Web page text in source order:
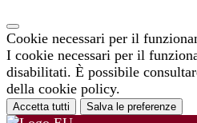
Cookie necessari per il
I cookie necessari per il
disabilitati. È possibile
della cookie policy.
Accetta tutti Salva le preferenze